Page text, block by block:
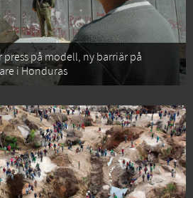
press på modell, ny barriär på
i Honduras